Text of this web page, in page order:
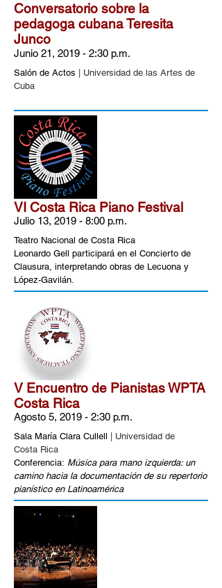
Conversatorio sobre la
pedagoga cubana Teresita
Junco
Junio 21, 2019 - 2:30 p.m.
Salón de Actos
| Universidad de las Artes de
Cuba
VI Costa Rica Piano Festival
Julio 13, 2019 - 8:00 p.m.
Teatro Nacional de Costa Rica
Leonardo Gell participará en el Concierto de
Clausura, interpretando obras de Lecuona y
López-Gavilán.
V Encuentro de Pianistas WPTA
Costa Rica
Agosto 5, 2019 - 2:30 p.m.
Sala María Clara Cullell
| Universidad de
Costa Rica
Conferencia: Música para mano izquierda: un
camino hacia la documentación de su repertorio
pianístico en Latinoamérica